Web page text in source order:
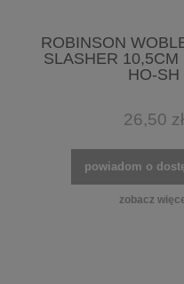
ROBINSON
SLASHER 10,5CM
HO-SH
26,50 zł
powiadom o
zobacz